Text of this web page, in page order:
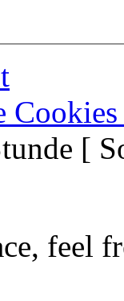
Cookies
[
feel